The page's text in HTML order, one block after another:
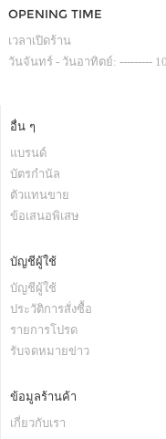
OPENING TIME
เวลาเปิดร้าน
วันจันทร์ - วันอาทิตย์: ---------
อื่น ๆ
แบรนด์
บัตรกำนัล
ตัวแทนขาย
ข้อเสนอพิเสษ
บัญชีผู้ใช้
บัญชีผู้ใช้
ประวัติการสั่งซื้อ
รายการโปรด
รับจดหมายข่าว
ข้อมูลร้านค้า
เกี่ยวกับเรา